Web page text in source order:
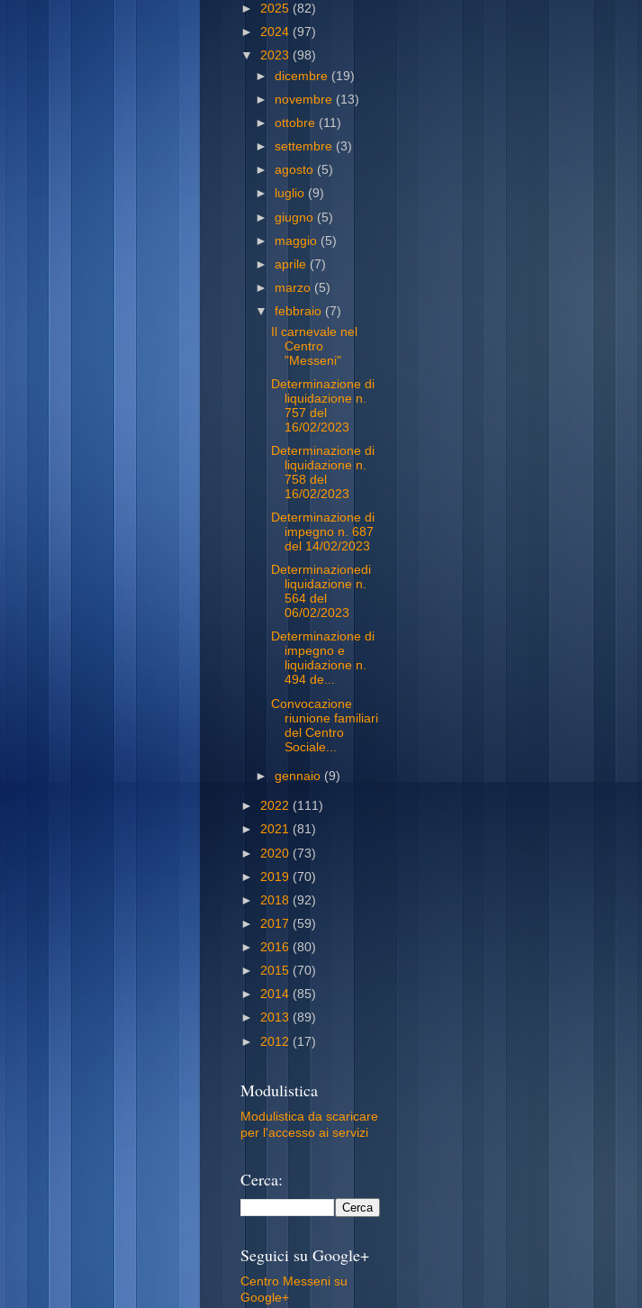
► 2025 (82)
► 2024 (97)
▼ 2023 (98)
►dicembre (19)
► novembre (13)
►ottobre (11)
►settembre (3)
►agosto (5)
►
luglio (9)
►giugno (5)
► maggio (5)
►aprile (7)
► marzo (5)
▼febbraio (7)
Il carnevale nel
Centro
"Messeni"
Determinazione di
liquidazione n.
757 del
16/02/2023
Determinazione di
liquidazione n.
758 del
16/02/2023
Determinazione di
impegno n. 687
del 14/02/2023
Determinazionedi
liquidazione n.
564 del
06/02/2023
Determinazione di
impegno e
liquidazione n.
494 de...
Convocazione
riunione familiari
del Centro
Sociale...
►gennaio (9)
► 2022 (111)
► 2021 (81)
► 2020 (73)
► 2019 (70)
► 2018 (92)
► 2017 (59)
► 2016 (80)
► 2015 (70)
► 2014 (85)
► 2013 (89)
► 2012 (17)
Modulistica
Modulistica da scaricare
per l'accesso ai servizi
Cerca:
Seguici su Google+
Centro Messeni su
Google+